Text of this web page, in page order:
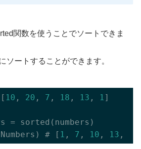
関数を使うことでソートできま
ソートすることができます。
10 , 20 , 7 , 18 , 13 , 1]
= sorted(numbers)
# [ 1 , 7 , 10 , 13 ,